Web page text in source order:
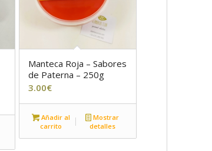
Manteca Roja – Sabores
de Paterna – 250g
3.00€
Añadir al
carrito
Mostrar
detalles